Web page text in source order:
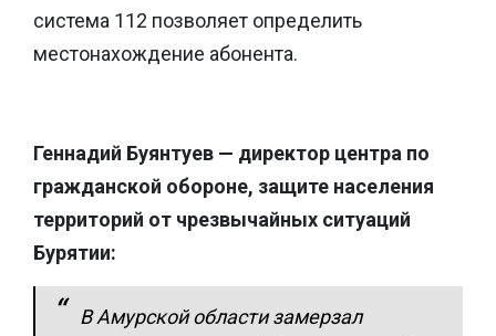
система 112 позволяет определить
местонахождение абонента.
Геннадий Буянтуев — директор центра по
гражданской обороне, защите населения
территорий от чрезвычайных ситуаций
Бурятии:
В Амурской области замерзал